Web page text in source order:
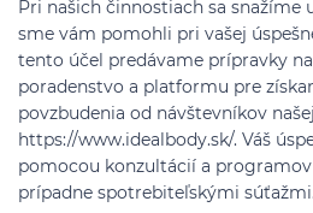
Pri našich činnostiach sa snažíme
sme vám pomohli pri vašej
tento účel predávame prípravky
poradenstvo a platformu pre
povzbudenia od návštevníkov
https://www.idealbody.sk/. Váš
pomocou konzultácií a
prípadne spotrebiteľskými súťažmi.